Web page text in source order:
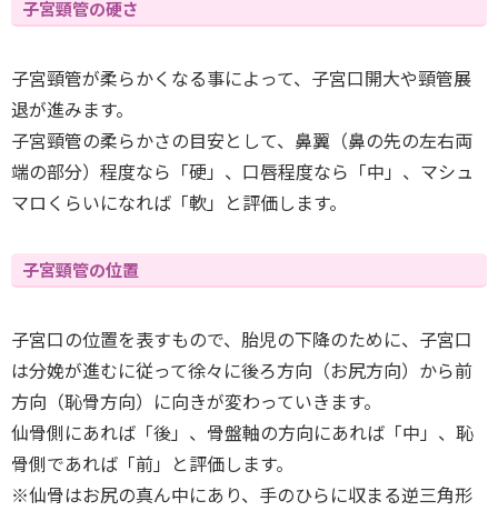
子宮頸管の硬さ
子宮頸管が柔らかくなる事によって、子宮口開大や頸管展
退が進みます。
子宮頸管の柔らかさの目安として、鼻翼（鼻の先の左右両
端の部分）程度なら「硬」、口唇程度なら「中」、マシュ
マロくらいになれば「軟」と評価します。
子宮頸管の位置
子宮口の位置を表すもので、胎児の下降のために、子宮口
は分娩が進むに従って徐々に後ろ方向（お尻方向）から前
方向（恥骨方向）に向きが変わっていきます。
仙骨側にあれば「後」、骨盤軸の方向にあれば「中」、恥
骨側であれば「前」と評価します。
※仙骨はお尻の真ん中にあり、手のひらに収まる逆三角形